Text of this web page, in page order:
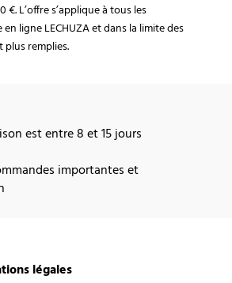
L’offre s’applique à tous les
ligne LECHUZA et dans la limite des
remplies.
est entre 8 et 15 jours
importantes et
légales